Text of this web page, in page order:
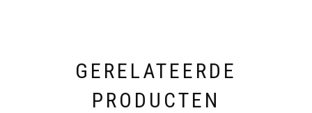
GERELATEERDE
PRODUCTEN